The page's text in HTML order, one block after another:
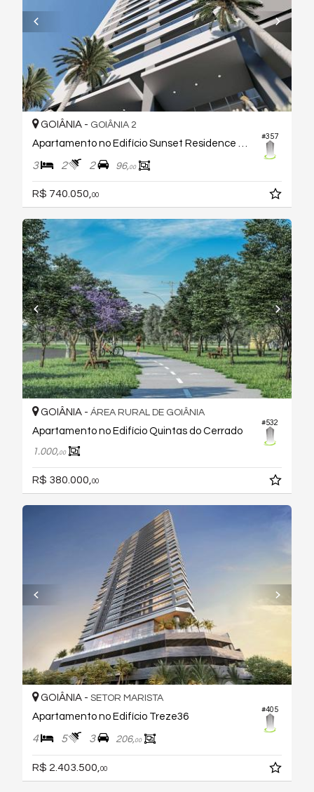
#357
GOIÂNIA - GOIÂNIA 2
Apartamento no Edifício Sunset Residence Goiania 2
3 2 2 96,00
R$ 740.050,00
#532
GOIÂNIA - ÁREA RURAL DE GOIÂNIA
Apartamento no Edifício Quintas do Cerrado
1.000,00
R$ 380.000, 00
#405
GOIÂNIA - SETOR MARISTA
Apartamento no Edifício Treze36
4 5 3 206,00
R$ 2.403.500, 00